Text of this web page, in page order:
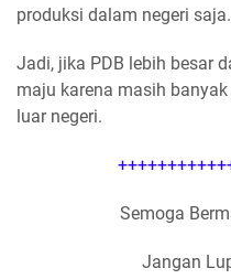
produksi dalam negeri saja.
Jadi, jika PDB lebih besar
maju karena masih
luar negeri.
Semoga
Jangan